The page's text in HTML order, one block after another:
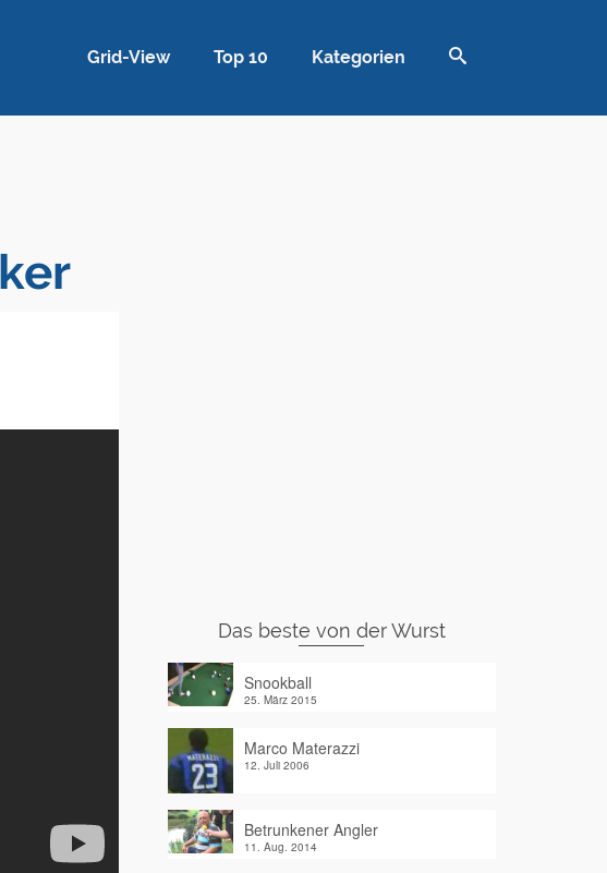
Grid-View Top 10 Kategorien
Das beste von der Wurst
Snookball
25. März 2015
Marco Materazzi
12. Juli 2006
Betrunkener Angler
11. Aug. 2014